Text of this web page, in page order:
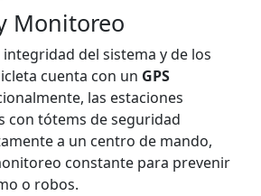
Monitoreo
del sistema y de los
cuenta con un GPS
las estaciones
con tótems de seguridad
a un centro de mando,
constante para prevenir
o robos.